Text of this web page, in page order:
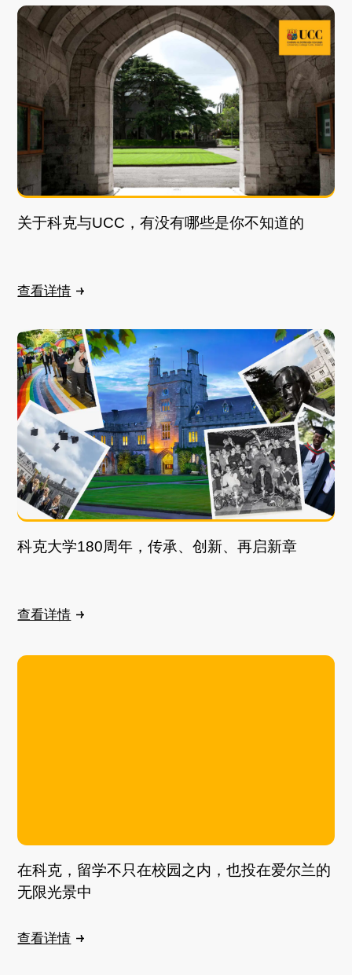
关于科克与UCC，有没有哪些是你不知道的
查看详情
科克大学180周年，传承、创新、再启新章
查看详情
在科克，留学不只在校园之内，也投在爱尔兰的
无限光景中
查看详情